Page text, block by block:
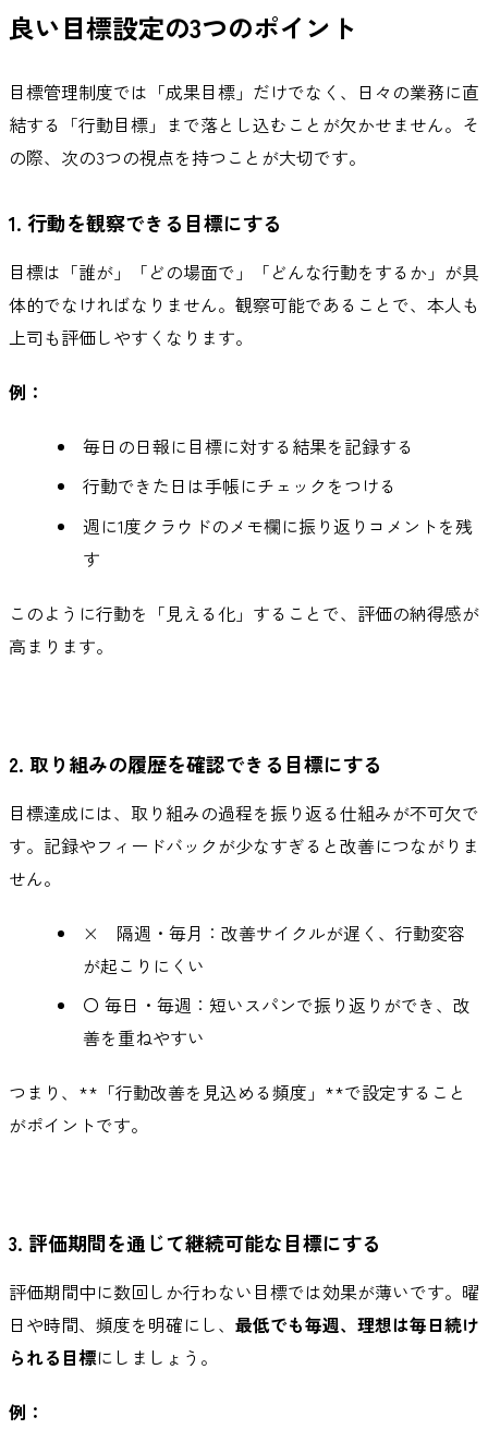
良い目標設定の3つのポイント
目標管理制度では「成果目標」だけでなく、日々の業務に直
結する「行動目標」まで落とし込むことが欠かせません。そ
の際、次の3つの視点を持つことが大切です。
1. 行動を観察できる目標にする
目標は「誰が」「どの場面で」「どんな行動をするか」が具
体的でなければなりません。観察可能であることで、本人も
上司も評価しやすくなります。
例：
毎日の日報に目標に対する結果を記録する
行動できた日は手帳にチェックをつける
週に1度クラウドのメモ欄に振り返りコメントを残
す
このように行動を「見える化」することで、評価の納得感が
高まります。
2. 取り組みの履歴を確認できる目標にする
目標達成には、取り組みの過程を振り返る仕組みが不可欠で
す。記録やフィードバックが少なすぎると改善につながりま
せん。
× 隔週・毎月：改善サイクルが遅く、行動変容
が起こりにくい
〇 毎日・毎週：短いスパンで振り返りができ、改
善を重ねやすい
つまり、**「行動改善を見込める頻度」**で設定すること
がポイントです。
3. 評価期間を通じて継続可能な目標にする
評価期間中に数回しか行わない目標では効果が薄いです。曜
日や時間、頻度を明確にし、 最低でも毎週、理想は毎日続け
られる目標にしましょう。
例：